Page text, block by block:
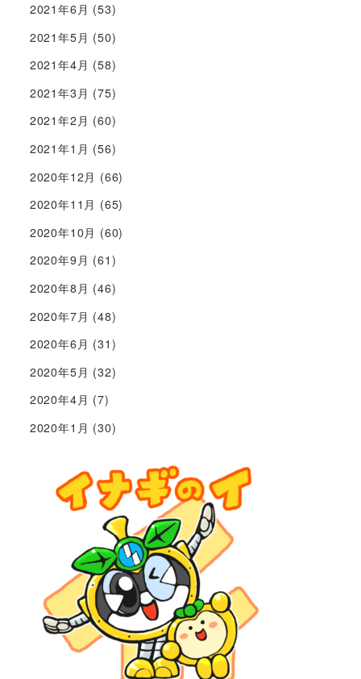
2021年6月 (53)
2021年5月 (50)
2021年4月 (58)
2021年3月 (75)
2021年2月 (60)
2021年1月 (56)
2020年12月 (66)
2020年11月 (65)
2020年10月 (60)
2020年9月 (61)
2020年8月 (46)
2020年7月 (48)
2020年6月 (31)
2020年5月 (32)
2020年4月 (7)
2020年1月 (30)